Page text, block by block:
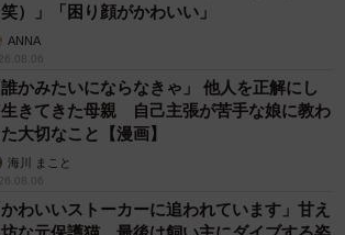
笑）」「困り顔がかわいい」
ANNA
誰かみたいにならなきゃ」 他人を正解にし
きてきた母親 自己主張が苦手な娘に教わ
大切なこと【漫画】
海川 まこと
かわいいストーカーに追われています」甘え